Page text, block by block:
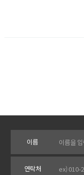
이름
연락처